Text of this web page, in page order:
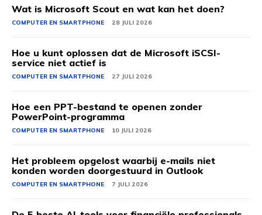
Wat is Microsoft Scout en wat kan het doen?
COMPUTER EN SMARTPHONE 28 JULI 2026
Hoe u kunt oplossen dat de Microsoft iSCSI-
service niet actief is
COMPUTER EN SMARTPHONE 27 JULI 2026
Hoe een PPT-bestand te openen zonder
PowerPoint-programma
COMPUTER EN SMARTPHONE 10 JULI 2026
Het probleem opgelost waarbij e-mails niet
konden worden doorgestuurd in Outlook
COMPUTER EN SMARTPHONE 7 JULI 2026